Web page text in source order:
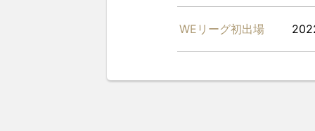
WEリーグ初出場